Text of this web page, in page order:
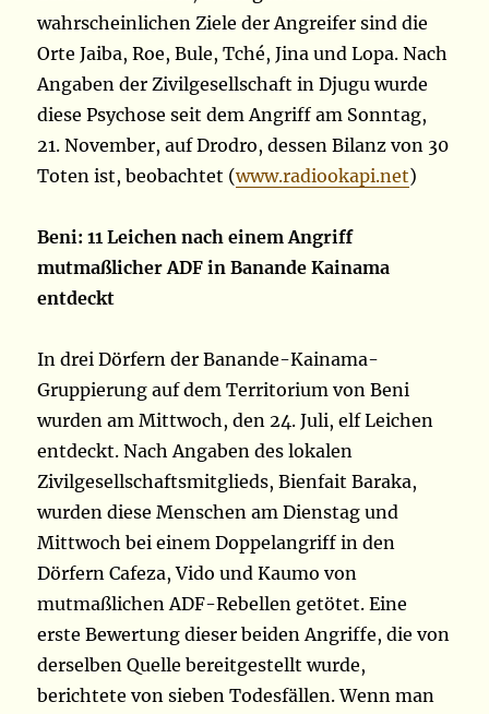
wahrscheinlichen Ziele der Angreifer sind die
Orte Jaiba, Roe, Bule, Tché, Jina und Lopa. Nach
Angaben der Zivilgesellschaft in Djugu wurde
diese Psychose seit dem Angriff am Sonntag,
21. November, auf Drodro, dessen Bilanz von 30
Toten ist, beobachtet (www.radiookapi.net)
Beni: 11 Leichen nach einem Angriff
mutmaßlicher ADF in Banande Kainama
entdeckt
In drei Dörfern der Banande-Kainama-
Gruppierung auf dem Territorium von Beni
wurden am Mittwoch, den 24. Juli, elf Leichen
entdeckt. Nach Angaben des lokalen
Zivilgesellschaftsmitglieds, Bienfait Baraka,
wurden diese Menschen am Dienstag und
Mittwoch bei einem Doppelangriff in den
Dörfern Cafeza, Vido und Kaumo von
mutmaßlichen ADF-Rebellen getötet. Eine
erste Bewertung dieser beiden Angriffe, die von
derselben Quelle bereitgestellt wurde,
berichtete von sieben Todesfällen. Wenn man